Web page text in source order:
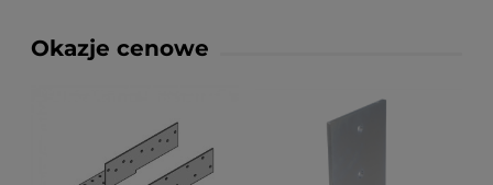
Okazje cenowe